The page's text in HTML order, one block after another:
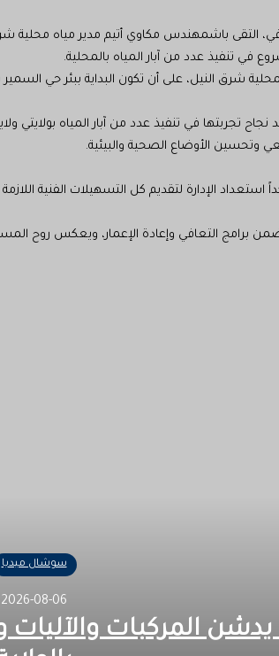
التقى باشمهندس مكاوي أتيم مدير مياه محلية
في تنفيذ عدد من آبار المياه بالمحلية.
بمحلية شرق النيل، على أن تكون البداية ببئر
تجربتها في تنفيذ عدد من آبار المياه بولايتي
وتحسين الأوضاع الصحية والبيئية.
استعداد الإدارة لتقديم كل التسهيلات الفنية
برامج التعافي وإعادة الإعمار، ويعكس روح
سوشال ميديا
2026-08-06
يدشن المركبات